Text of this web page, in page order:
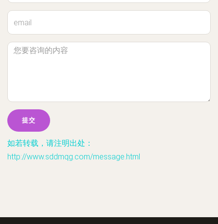
如若转载，请注明出处：
http://www.sddmqg.com/message.html